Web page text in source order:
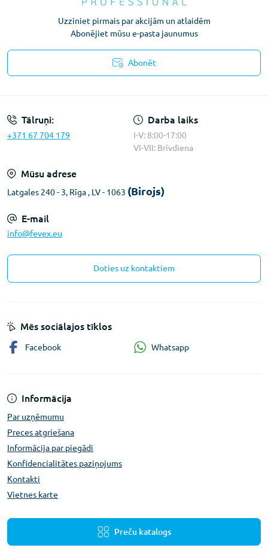
Uzziniet pirmais par akcijām un atlaidēm
Abonējiet mūsu e-pasta jaunumus
Abonēt
Tālruņi:
+371 67 704 179
Darba laiks
I-V: 8:00-17:00
VI-VII: Brīvdiena
Mūsu adrese
Latgales 240 - 3, Rīga , LV - 1063 (Birojs)
E-mail
info@fevex.eu
Doties uz kontaktiem
Informācija
Par uzņēmumu
Preces atgriešana
Informācija par piegādi
Konfidencialitātes paziņojums
Kontakti
Vietnes karte
Preču katalogs
Mēs sociālajos tīklos
Facebook Whatsapp